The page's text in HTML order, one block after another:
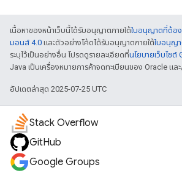
เนื้อหาของหน้าเว็บนี้ได้รับอนุญาตภายใต้ใบอนุญาตที่ต้อ
มอนส์ 4.0 และตัวอย่างโค้ดได้รับอนุญาตภายใต้ใบอนุญ
ระบุไว้เป็นอย่างอื่น โปรดดูรายละเอียดที่นโยบายเว็บไซ
Java เป็นเครื่องหมายการค้าจดทะเบียนของ Oracle แล
อัปเดตล่าสุด 2025-07-25 UTC
Stack Overflow
GitHub
Google Groups